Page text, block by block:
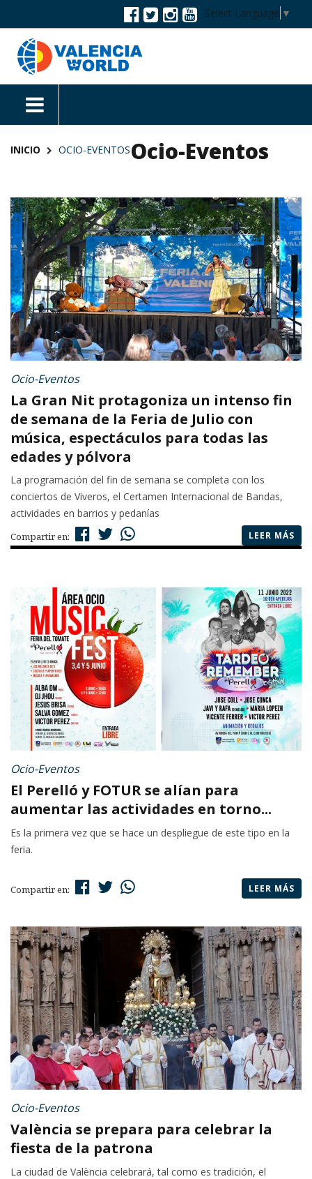
Select Language ▼
Ocio-Eventos
INICIO OCIO-EVENTOS
Ocio-Eventos
La Gran Nit protagoniza un intenso fin
de semana de la Feria de Julio con
música, espectáculos para todas las
edades y pólvora
La programación del fin de semana se completa con los
conciertos de Viveros, el Certamen Internacional de Bandas,
actividades en barrios y pedanías
Compartir en: LEER MÁS
Ocio-Eventos
El Perelló y FOTUR se alían para
aumentar las actividades en torno...
Es la primera vez que se hace un despliegue de este tipo en la
feria.
Compartir en: LEER MÁS
Ocio-Eventos
València se prepara para celebrar la
fiesta de la patrona
La ciudad de València celebrará, tal como es tradición, el